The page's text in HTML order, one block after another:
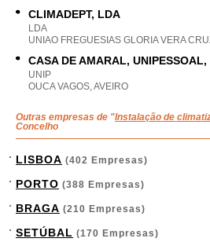
CLIMADEPT, LDA
LDA
UNIAO FREGUESIAS GLORIA VERA
CASA DE AMARAL,
UNIP
OUCA VAGOS, AVEIRO
Outras empresas de "Instalação de
Concelho
LISBOA (402 Empresas)
PORTO (388 Empresas)
BRAGA (210 Empresas)
SETÚBAL (170 Empresas)